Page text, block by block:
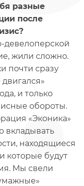
разные
после
девелоперской
жили сложно.
почти сразу
и только
обороты.
«Эконика»
вкладывать
находящиеся
которые будут
Мы свели